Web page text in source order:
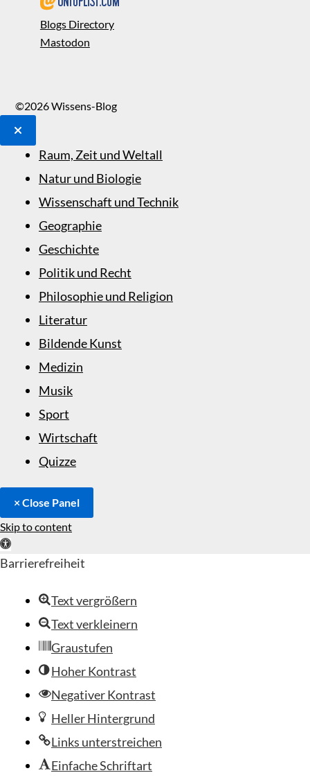
Blogs Directory
Mastodon
©2026 Wissens-Blog
Raum, Zeit und Weltall
Natur und Biologie
Wissenschaft und Technik
Geographie
Geschichte
Politik und Recht
Philosophie und Religion
Literatur
Bildende Kunst
Medizin
Musik
Sport
Wirtschaft
Quizze
× Close Panel
Skip to content
Open toolbar
Barrierefreiheit
Text vergrößern
Text verkleinern
Graustufen
Hoher Kontrast
Negativer Kontrast
Heller Hintergrund
Links unterstreichen
Einfache Schriftart